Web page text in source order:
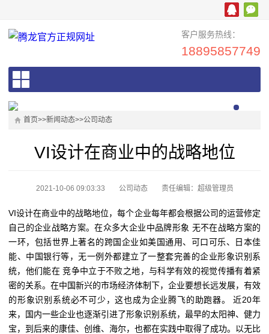
客户服务热线：
18895857749
首页>>新闻动态>>公司动态
VI设计在商业中的战略地位
2021-10-06 09:03:33 公司动态 责任编辑：超级管理员
VI设计在商业中的战略地位，每个企业每年都会根据公司的运营修定
自己的企业战略方案。在众多大企业中品牌形象 无不在战略方案的
一环，包括世界上著名的跨国企业如美国通用、可口可乐、日本佳
能、中国银行等，无一例外都建立了一整套完善的企业形象识别系
统，他们能在 竞争中立于不败之地，与科学有效的视觉传播有着紧
密的关系。在中国新兴的市场经济体制下，企业要想长远发展，有效
的形象识别系统必不可少，这也成为企业腾飞的助跑器。 近20年
来，国内一些企业也逐渐引进了形象识别系统，最早的太阳神、健力
宝，到后来的康佳、创维、海尔，也都在实践中取得了成功。以无比